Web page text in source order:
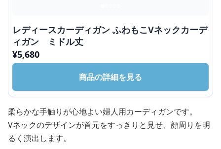
レディースカーディガン ふわもこVネックカーデ
ィガン ミドル丈
¥5,680
商品の詳細を見る
柔らかな手触りが心地よい婦人用カーディガンです。
Vネックのデザインが首元をすっきりと見せ、顔周りを明
るく演出します。